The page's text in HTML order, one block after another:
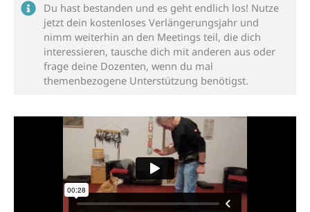
Du hast bestanden und es geht endlich los! Nutze
jetzt dein kostenloses Verlängerungsjahr und
nimm weiterhin an den Meetings teil, die dich
interessieren, tausche dich mit anderen aus oder
frage deine Dozenten, wenn du mal
themenbezogene Unterstützung benötigst.